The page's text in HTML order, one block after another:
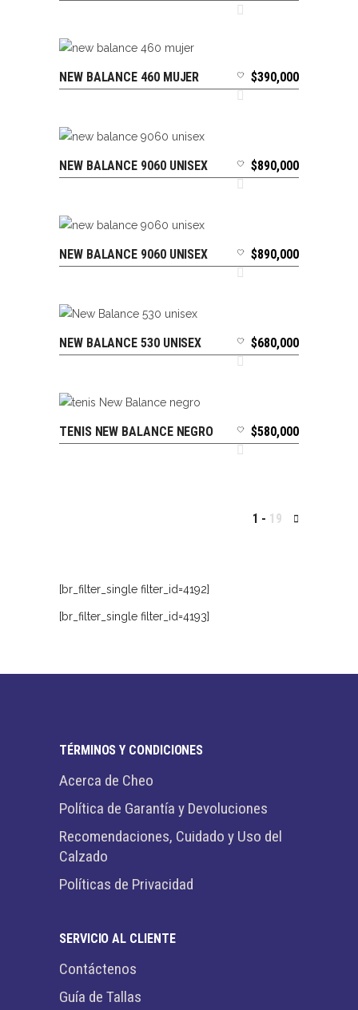
SELECCIONAR OPCIONES
NEW BALANCE 460 MUJER $390,000
SELECCIONAR OPCIONES
NEW BALANCE 9060 UNISEX $890,000
SELECCIONAR OPCIONES
NEW BALANCE 9060 UNISEX $890,000
SELECCIONAR OPCIONES
NEW BALANCE 530 UNISEX $680,000
SELECCIONAR OPCIONES
TENIS NEW BALANCE NEGRO $580,000
1 19
[br_filter_single filter_id=4192]
[br_filter_single filter_id=4193]
TÉRMINOS Y CONDICIONES
Acerca de Cheo
Política de Garantía y Devoluciones
Recomendaciones, Cuidado y Uso del
Calzado
Políticas de Privacidad
SERVICIO AL CLIENTE
Contáctenos
Guía de Tallas